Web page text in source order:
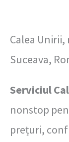
Calea
Suceava,
Serviciul
nonstop
prețuri,